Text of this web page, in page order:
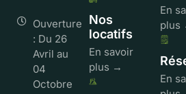
Ouverture
: Du 26
Avril au
04
Octobre
Nos
locatifs
En savoir
plus →
En
plus
En